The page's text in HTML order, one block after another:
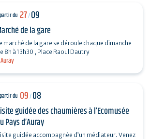
du 27/09
de la gare
marché de la gare se déroule chaque dimanche
8h à 13h30 , Place Raoul Dautry
du 09/08
guidée des chaumières à l’Ecomusée
Pays d’Auray
guidée accompagnée d’un médiateur. Venez